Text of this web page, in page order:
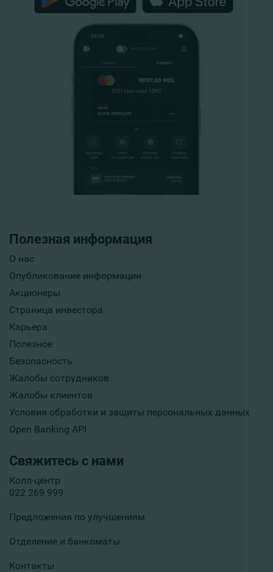
Полезная информация
О нас
Опубликование информации
Акционеры
Страница инвестора
Карьера
Полезное
Безопасность
Жалобы сотрудников
Жалобы клиентов
Условия обработки и защиты персональных данных
Open Banking API
Свяжитесь с нами
Колл-центр
022 269 999
Предложения по улучшениям
Отделение и банкоматы
Контакты